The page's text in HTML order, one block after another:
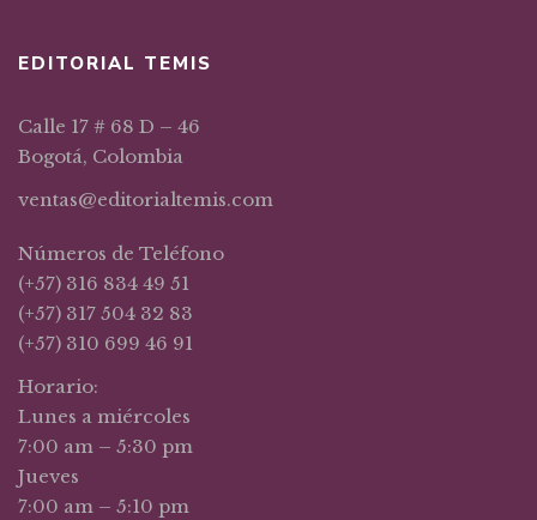
EDITORIAL TEMIS
Calle 17 # 68 D – 46
Bogotá, Colombia
ventas@editorialtemis.com
Números de Teléfono
(+57) 316 834 49 51
(+57) 317 504 32 83
(+57) 310 699 46 91
Horario:
Lunes a miércoles
7:00 am – 5:30 pm
Jueves
7:00 am – 5:10 pm